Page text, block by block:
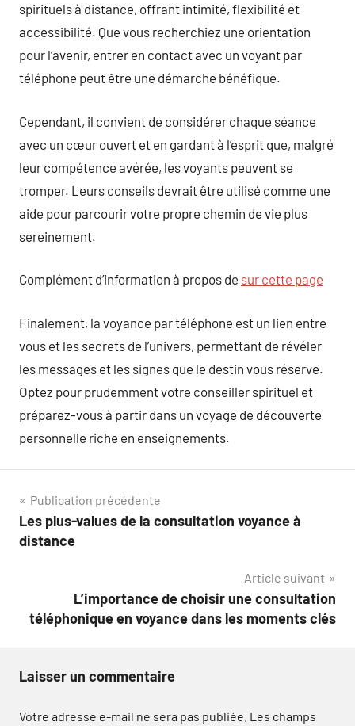
spirituels à distance, offrant intimité, flexibilité et
accessibilité. Que vous recherchiez une orientation
pour l’avenir, entrer en contact avec un voyant par
téléphone peut être une démarche bénéfique.
Cependant, il convient de considérer chaque séance
avec un cœur ouvert et en gardant à l’esprit que, malgré
leur compétence avérée, les voyants peuvent se
tromper. Leurs conseils devrait être utilisé comme une
aide pour parcourir votre propre chemin de vie plus
sereinement.
Complément d’information à propos de sur cette page
Finalement, la voyance par téléphone est un lien entre
vous et les secrets de l’univers, permettant de révéler
les messages et les signes que le destin vous réserve.
Optez pour prudemment votre conseiller spirituel et
préparez-vous à partir dans un voyage de découverte
personnelle riche en enseignements.
Navigation
de
Publication précédente
Les plus-values de la consultation voyance à
distance
Article suivant
L’importance de choisir une consultation
téléphonique en voyance dans les moments clés
Laisser un commentaire
Votre adresse e-mail ne sera pas publiée. Les champs